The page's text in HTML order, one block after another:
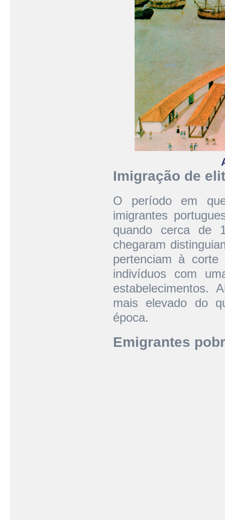
Imigração de
O período em
imigrantes
quando cerca de
chegaram
pertenciam à
indivíduos com
estabelecimentos.
mais elevado do
época.
Emigrantes